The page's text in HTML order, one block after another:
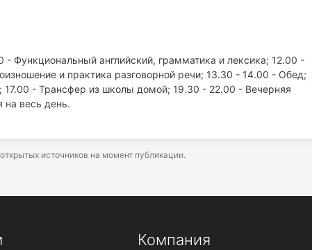
Функциональный английский, грамматика и лексика; 12.00 -
и практика разговорной речи; 13.30 - 14.00 - Обед;
- Трансфер из школы домой; 19.30 - 22.00 - Вечерняя
на весь день.
источников на момент публикации.
Компания